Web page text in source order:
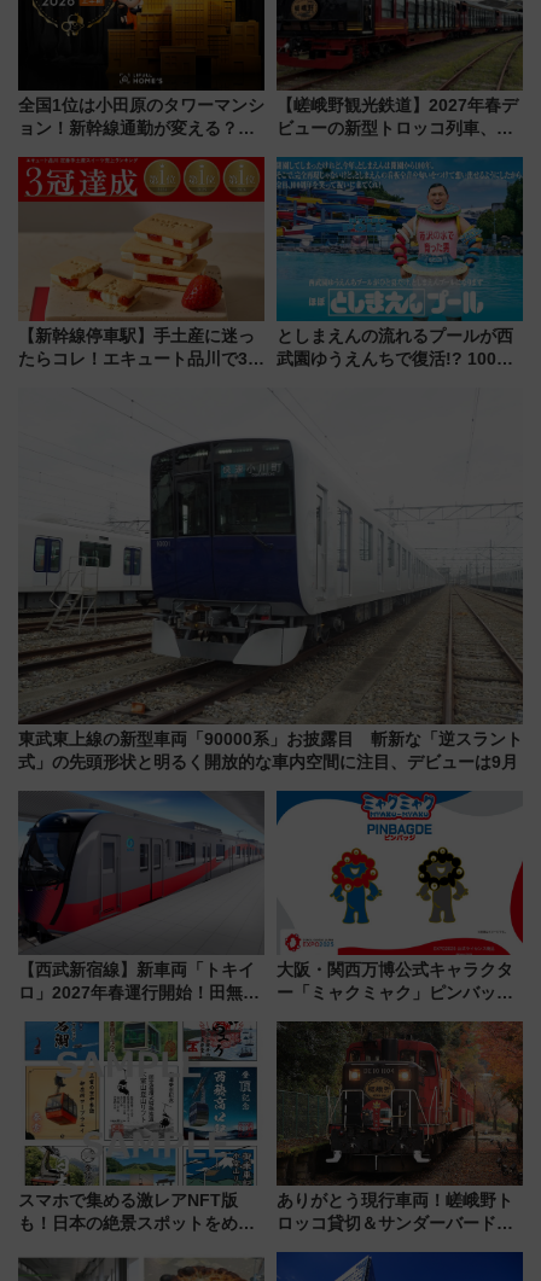
全国1位は小田原のタワーマンシ
ョン！新幹線通勤が変える？
【新築マンション人気ランキン
グ】
【嵯峨野観光鉄道】2027年春デ
ビューの新型トロッコ列車、い
は2026年で引退
【新幹線停車駅】手土産に迷っ
たらコレ！エキュート品川で3年
産スイーツとは？
としまえんの流れるプールが西
武園ゆうえんちで復活!? 100周
東武東上線の新型車両「90000系」お披露目 斬新な「逆スラント
式」の先頭形状と明るく開放的な車内空間に注目、デビューは9月
【西武新宿線】新車両「トキイ
ロ」2027年春運行開始！田無・
「第2弾」も
大阪・関西万博公式キャラクタ
ー「ミャクミャク」ピンバッジ
中旬発売
スマホで集める激レアNFT版
も！日本の絶景スポットをめぐ
ん)」企画がスタート
ありがとう現行車両！嵯峨野ト
ロッコ貸切＆サンダーバードレ
斉藤雪乃＆福原トシヒロと行